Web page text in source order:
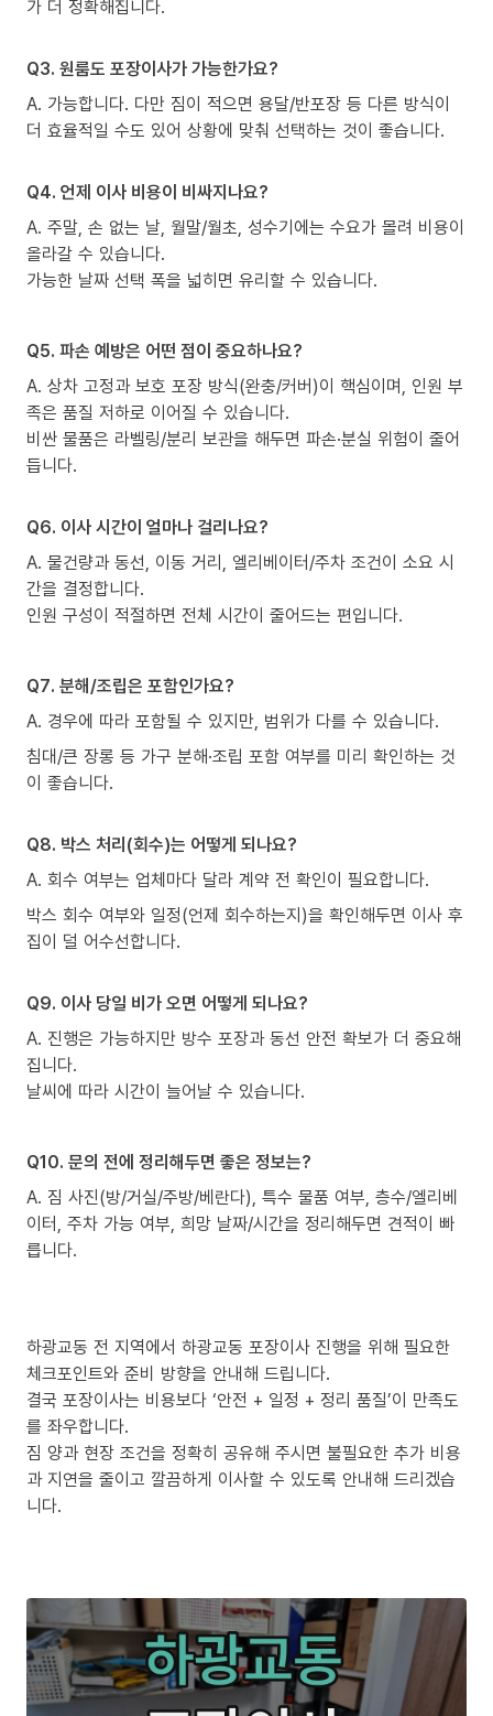
가 더 정확해집니다.
Q3. 원룸도 포장이사가 가능한가요?
A. 가능합니다. 다만 짐이 적으면 용달/반포장 등 다른 방식이
더 효율적일 수도 있어 상황에 맞춰 선택하는 것이 좋습니다.
Q4. 언제 이사 비용이 비싸지나요?
A. 주말, 손 없는 날, 월말/월초, 성수기에는 수요가 몰려 비용이
올라갈 수 있습니다.
가능한 날짜 선택 폭을 넓히면 유리할 수 있습니다.
Q5. 파손 예방은 어떤 점이 중요하나요?
A. 상차 고정과 보호 포장 방식(완충/커버)이 핵심이며, 인원 부
족은 품질 저하로 이어질 수 있습니다.
비싼 물품은 라벨링/분리 보관을 해두면 파손·분실 위험이 줄어
듭니다.
Q6. 이사 시간이 얼마나 걸리나요?
A. 물건량과 동선, 이동 거리, 엘리베이터/주차 조건이 소요 시
간을 결정합니다.
인원 구성이 적절하면 전체 시간이 줄어드는 편입니다.
Q7. 분해/조립은 포함인가요?
A. 경우에 따라 포함될 수 있지만, 범위가 다를 수 있습니다.
침대/큰 장롱 등 가구 분해·조립 포함 여부를 미리 확인하는 것
이 좋습니다.
Q8. 박스 처리(회수)는 어떻게 되나요?
A. 회수 여부는 업체마다 달라 계약 전 확인이 필요합니다.
박스 회수 여부와 일정(언제 회수하는지)을 확인해두면 이사 후
집이 덜 어수선합니다.
Q9. 이사 당일 비가 오면 어떻게 되나요?
A. 진행은 가능하지만 방수 포장과 동선 안전 확보가 더 중요해
집니다.
날씨에 따라 시간이 늘어날 수 있습니다.
Q10. 문의 전에 정리해두면 좋은 정보는?
A. 짐 사진(방/거실/주방/베란다), 특수 물품 여부, 층수/엘리베
이터, 주차 가능 여부, 희망 날짜/시간을 정리해두면 견적이 빠
릅니다.
하광교동 전 지역에서 하광교동 포장이사 진행을 위해 필요한
체크포인트와 준비 방향을 안내해 드립니다.
결국 포장이사는 비용보다 ‘안전 + 일정 + 정리 품질’이 만족도
를 좌우합니다.
짐 양과 현장 조건을 정확히 공유해 주시면 불필요한 추가 비용
과 지연을 줄이고 깔끔하게 이사할 수 있도록 안내해 드리겠습
니다.